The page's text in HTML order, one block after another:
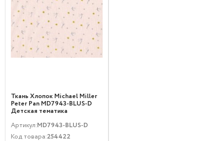
Ткань Хлопок Michael Miller
Peter Pan MD7943-BLUS-D
Детская тематика
Розовый Золото
Артикул:MD7943-BLUS-D
Код товара:254422